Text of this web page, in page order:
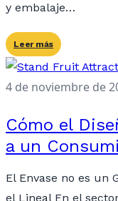
y embalaje…
Leer más
4 de noviembre de
Cómo el
a un
El Envase no es un
el Lineal En el